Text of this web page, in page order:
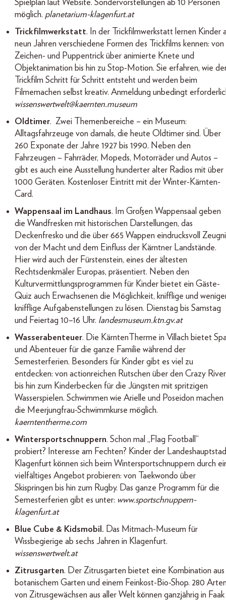
Spielplan laut Website. Sondervorstellungen ab 10 Personen
möglich. planetarium-klagenfurt.at
Trickfilmwerkstatt. In der Trickfilmwerkstatt lernen Kinder
neun Jahren verschiedene Formen des Trickfilms kennen: von
Zeichen- und Puppentrick über animierte Knete und
Objektanimation bis hin zu Stop-Motion. Sie erfahren, wie
Trickfilm Schritt für Schritt entsteht und werden beim
Filmemachen selbst kreativ. Anmeldung unbedingt
wissenswertwelt@kaernten.museum
Oldtimer. Zwei Themenbereiche – ein Museum:
Alltagsfahrzeuge von damals, die heute Oldtimer sind. Über
260 Exponate der Jahre 1927 bis 1990. Neben den
Fahrzeugen – Fahrräder, Mopeds, Motorräder und Autos –
gibt es auch eine Ausstellung hunderter alter Radios mit über
1000 Geräten. Kostenloser Eintritt mit der Winter-Kärnten-
Card.
Wappensaal im Landhaus. Im Großen Wappensaal geben
die Wandfresken mit historischen Darstellungen, das
Deckenfresko und die über 665 Wappen eindrucksvoll
von der Macht und dem Einfluss der Kärntner Landstände.
Hier wird auch der Fürstenstein, eines der ältesten
Rechtsdenkmäler Europas, präsentiert. Neben den
Kulturvermittlungsprogrammen für Kinder bietet ein Gäste-
Quiz auch Erwachsenen die Möglichkeit, knifflige und
knifflige Aufgabenstellungen zu lösen. Dienstag bis Samstag
und Feiertag 10–16 Uhr. landesmuseum.ktn.gv.at
Wasserabenteuer. Die KärntenTherme in Villach bietet
und Abenteuer für die ganze Familie während der
Semesterferien. Besonders für Kinder gibt es viel zu
entdecken: von actionreichen Rutschen über den Crazy River
bis hin zum Kinderbecken für die Jüngsten mit spritzigen
Wasserspielen. Schwimmen wie Arielle und Poseidon machen
die Meerjungfrau-Schwimmkurse möglich.
kaerntentherme.com
Wintersportschnuppern. Schon mal „Flag Football“
probiert? Interesse am Fechten? Kinder der
Klagenfurt können sich beim Wintersportschnuppern durch
vielfältiges Angebot probieren: von Taekwondo über
Skispringen bis hin zum Rugby. Das ganze Programm für die
Semesterferien gibt es unter: www.sportschnuppern-
klagenfurt.at
Blue Cube & Kidsmobil. Das Mitmach-Museum für
Wissbegierige ab sechs Jahren in Klagenfurt.
wissenswertwelt.at
Zitrusgarten. Der Zitrusgarten bietet eine Kombination aus
botanischem Garten und einem Feinkost-Bio-Shop. 280
von Zitrusgewächsen aus aller Welt können ganzjährig in Faak